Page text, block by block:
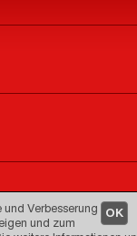
OK
und Verbesserung
und zum